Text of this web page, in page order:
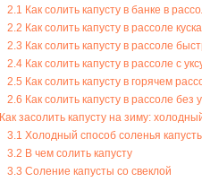
2.1 Как солить капусту в банке в
2.2 Как солить капусту в рассоле
2.3 Как солить капусту в рассоле
2.4Как солить капусту в рассоле с
2.5 Как солить капусту в горячем
2.6 Как солить капусту в рассоле без
Как засолить капусту на зиму:
3.1 Холодный способ соленья
3.2 В чем солить капусту
3.3 Соление капусты со свеклой